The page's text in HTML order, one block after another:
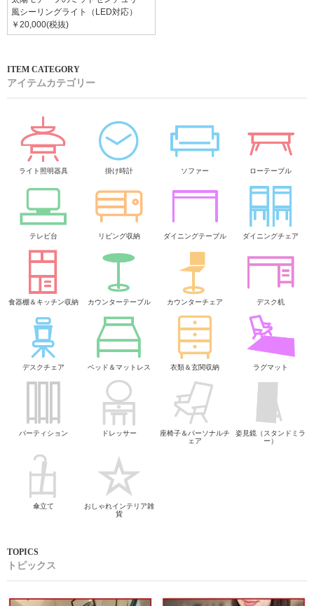
風シーリングライト（LED対応）
￥20,000(税抜)
アイテムカテゴリー
ライト照明器具 掛け時計 ソファー ローテーブル
テレビ台 リビング収納 ダイニングテーブル ダイニングチェア
食器棚＆キッチン収納 カウンターテーブル カウンターチェア デスク机
デスクチェア ベッド＆マットレス 衣類＆玄関収納 ラグマット
パーティション ドレッサー
座椅子＆パーソナルチ
ェア
姿見鏡（スタンドミラ
ー）
傘立て
おしゃれインテリア雑
貨
トピックス